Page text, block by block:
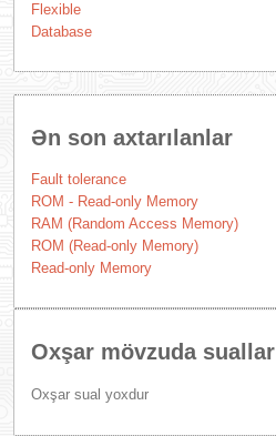
Flexible
Database
Ən son axtarılanlar
Fault tolerance
ROM - Read-only Memory
RAM (Random Access Memory)
ROM (Read-only Memory)
Read-only Memory
Oxşar mövzuda suallar
Oxşar sual yoxdur